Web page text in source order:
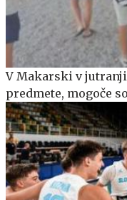
V Makarski v
predmete, mogoče